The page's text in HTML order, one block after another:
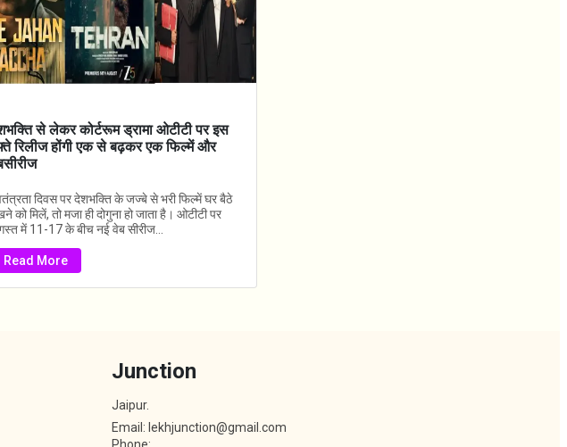
से लेकर कोर्टरूम ड्रामा ओटीटी पर इस
रिलीज होंगी एक से बढ़कर एक फिल्में और
दिवस पर देशभक्ति के जज्बे से भरी फिल्में घर बैठे
को मिलें, तो मजा ही दोगुना हो जाता है। ओटीटी पर
में 11-17 के बीच नई वेब सीरीज...
Read More
Junction
Jaipur.
Email: lekhjunction@gmail.com